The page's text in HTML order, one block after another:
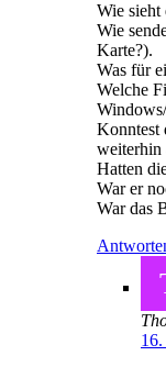
Wie sieht
Wie
Karte?).
Was für
Welche
Konntest
weiterhin
Hatten
War er
War das